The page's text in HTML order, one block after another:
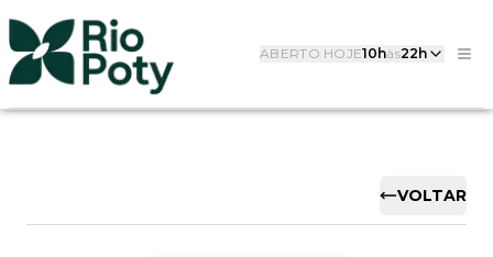
ABERTO HOJE10hàs22h
VOLTAR